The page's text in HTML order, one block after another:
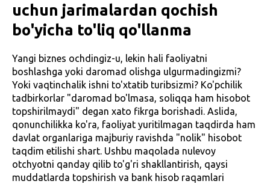
uchun jarimalardan qochish
bo'yicha to'liq qo'llanma
Yangi biznes ochdingiz-u, lekin hali faoliyatni
boshlashga yoki daromad olishga ulgurmadingizmi?
Yoki vaqtinchalik ishni to'xtatib turibsizmi? Ko'pchilik
tadbirkorlar "daromad bo'lmasa, soliqqa ham hisobot
topshirilmaydi" degan xato fikrga borishadi. Aslida,
qonunchilikka ko'ra, faoliyat yuritilmagan taqdirda ham
davlat organlariga majburiy ravishda "nolik" hisobot
taqdim etilishi shart. Ushbu maqolada nulevoy
otchyotni qanday qilib to'g'ri shakllantirish, qaysi
muddatlarda topshirish va bank hisob raqamlari